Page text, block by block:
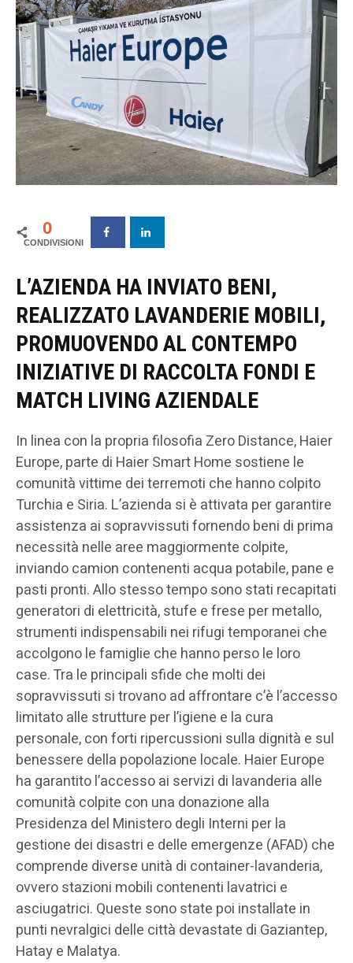
0
L’AZIENDA HA INVIATO BENI,
REALIZZATO LAVANDERIE MOBILI,
PROMUOVENDO AL CONTEMPO
INIZIATIVE DI RACCOLTA FONDI E
MATCH LIVING AZIENDALE
In linea con la propria filosofia Zero Distance, Haier
Europe, parte di Haier Smart Home sostiene le
comunità vittime dei terremoti che hanno colpito
Turchia e Siria. L’azienda si è attivata per garantire
assistenza ai sopravvissuti fornendo beni di prima
necessità nelle aree maggiormente colpite,
inviando camion contenenti acqua potabile, pane e
pasti pronti. Allo stesso tempo sono stati recapitati
generatori di elettricità, stufe e frese per metallo,
strumenti indispensabili nei rifugi temporanei che
accolgono le famiglie che hanno perso le loro
case. Tra le principali sfide che molti dei
sopravvissuti si trovano ad affrontare c’è l’accesso
limitato alle strutture per l’igiene e la cura
personale, con forti ripercussioni sulla dignità e sul
benessere della popolazione locale. Haier Europe
ha garantito l’accesso ai servizi di lavanderia alle
comunità colpite con una donazione alla
Presidenza del Ministero degli Interni per la
gestione dei disastri e delle emergenze (AFAD) che
comprende diverse unità di container-lavanderia,
ovvero stazioni mobili contenenti lavatrici e
asciugatrici. Queste sono state poi installate in
punti nevralgici delle città devastate di Gaziantep,
Hatay e Malatya.